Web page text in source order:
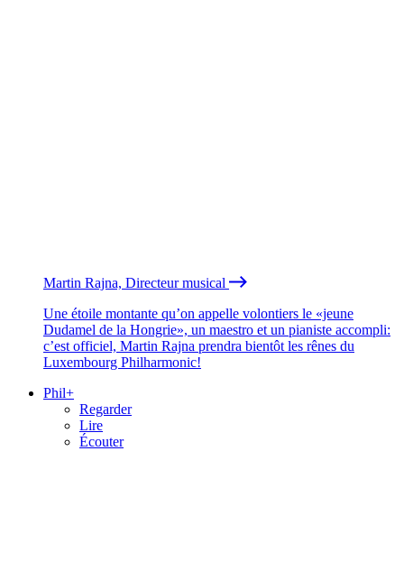
Martin Rajna, Directeur musical
Une étoile montante qu’on appelle volontiers le «jeune
Dudamel de la Hongrie», un maestro et un pianiste accompli:
c’est officiel, Martin Rajna prendra bientôt les rênes du
Luxembourg Philharmonic!
Phil+
Regarder
Lire
Écouter